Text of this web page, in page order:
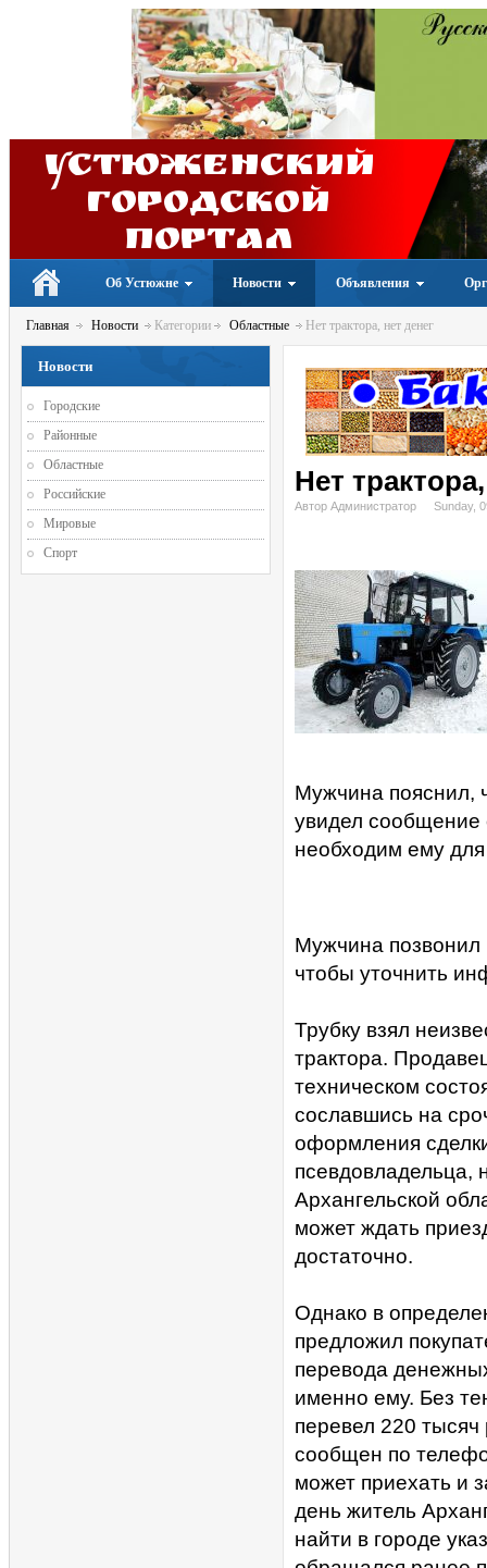
Устюженский
Городской
портал
Об Устюжне Новости Объявления
Главная Новости Категории Областные Нет трактора, нет денег
Нет
Автор Администратор Sunday,
Мужчина пояснил,
увидел
необходим ему
Мужчина позвонил
чтобы уточнить
Трубку взял
трактора.
техническом
сославшись на
оформления
псевдовладельца,
Архангельской
может ждать
достаточно.
Однако в
предложил
перевода
именно ему. Без
перевел 220
сообщен по
может приехать и
день житель
найти в городе
Новости
Городские
Районные
Областные
Российские
Мировые
Спорт